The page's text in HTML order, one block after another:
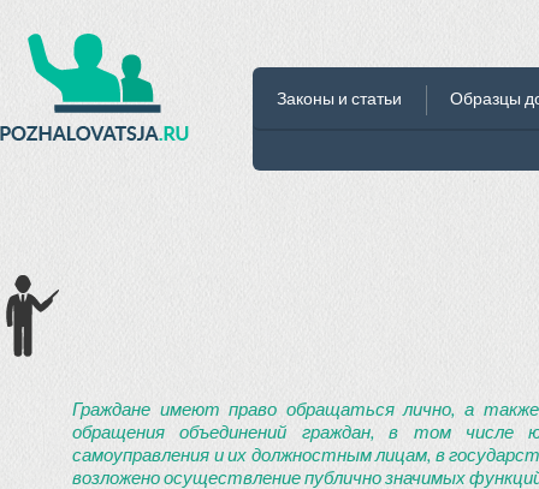
Законы и статьи Образцы
Граждане имеют право обращаться лично, а
обращения объединений граждан, в том числе
самоуправления и их должностным лицам, в
возложено осуществление публично значимых